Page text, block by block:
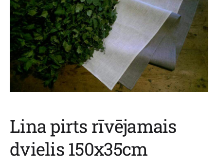
Lina pirts rīvējamais
dvielis 150x35cm